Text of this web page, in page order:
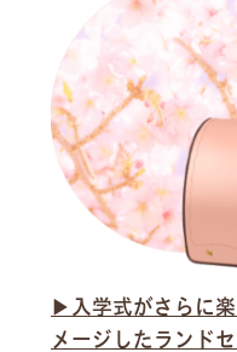
▶︎入学式がさらに
メージしたランドセ